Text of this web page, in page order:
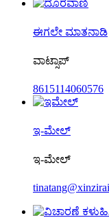
ಈಗಲೇ ಮಾತನಾಡಿ
ವಾಟ್ಸಾಪ್
8615114060576
ಇ-ಮೇಲ್
ಇ-ಮೇಲ್